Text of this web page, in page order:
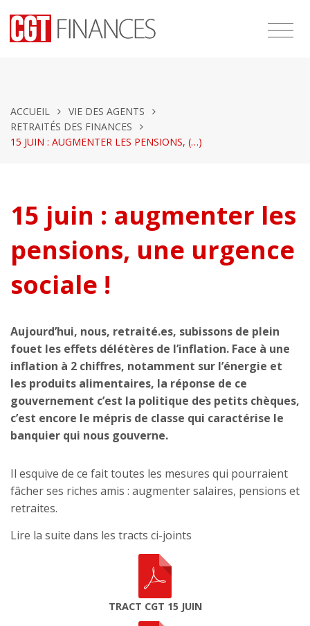
ACCUEIL
VIE DES AGENTS
RETRAITÉS DES FINANCES
15 JUIN : AUGMENTER LES PENSIONS, (…)
15 juin : augmenter les
pensions, une urgence
sociale !
Aujourd’hui, nous, retraité.es, subissons de plein
fouet les effets délétères de l’inflation. Face à une
inflation à 2 chiffres, notamment sur l’énergie et
les produits alimentaires, la réponse de ce
gouvernement c’est la politique des petits chèques,
c’est encore le mépris de classe qui caractérise le
banquier qui nous gouverne.
Il esquive de ce fait toutes les mesures qui pourraient
fâcher ses riches amis : augmenter salaires, pensions et
retraites.
Lire la suite dans les tracts ci-joints
TRACT CGT 15 JUIN